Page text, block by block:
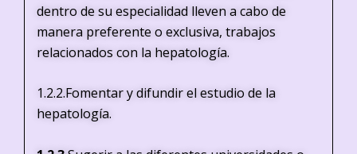
dentro de su especialidad lleven a cabo de
manera preferente o exclusiva, trabajos
relacionados con la hepatología.
1.2.2.Fomentar y difundir el estudio de la
hepatología.